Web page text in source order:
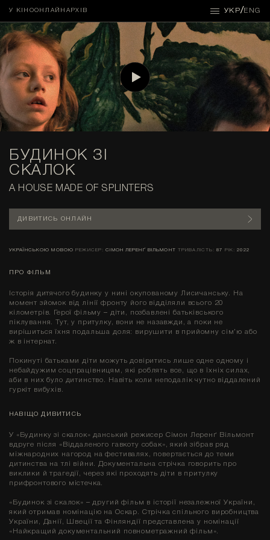
У КІНООНЛАЙН АРХІВ УКР/ENG
БУДИНОК ЗІ
СКАЛОК
A HOUSE MADE OF SPLINTERS
ДИВИТИСЬ ОНЛАЙН
УКРАЇНСЬКОЮ МОВОЮ РЕЖИСЕР:СІМОН ЛЕРЕНҐ ВІЛЬМОНТ ТРИВАЛІСТЬ:87 РІК:2022
ПРО ФІЛЬМ
Історія дитячого будинку у нині окупованому Лисичанську. На
момент зйомок від лінії фронту його відділяли всього 20
кілометрів. Герої фільму – діти, позбавлені батьківського
піклування. Тут, у притулку, вони не назавжди, а поки не
вирішиться їхня подальша доля: вирушити в прийомну сім’ю або
ж в інтернат.
Покинуті батьками діти можуть довіритись лише одне одному і
небайдужим соцпрацівницям, які роблять все, що в їхніх силах,
аби в них було дитинство. Навіть коли неподалік чутно віддалений
гуркіт вибухів.
НАВІЩО ДИВИТИСЬ
У «Будинку зі скалок» данський режисер Сімон Леренґ Вільмонт
вдруге після «Віддаленого гавкоту собак», який зібрав ряд
міжнародних нагород на фестивалях, повертається до теми
дитинства на тлі війни. Документальна стрічка говорить про
виклики й трагедії, через які проходять діти в притулку
прифронтового містечка.
«Будинок зі скалок» – другий фільм в історії незалежної України,
який отримав номінацію на Оскар. Стрічка спільного виробництва
України, Данії, Швеції та Фінляндії представлена у номінації
«Найкращий документальний повнометражний фільм».